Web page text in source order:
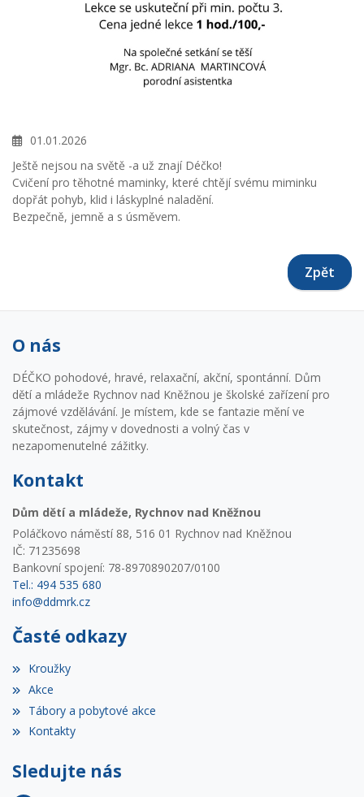
01.01.2026
Ještě nejsou na světě -a už znají Déčko!
Cvičení pro těhotné maminky, které chtějí svému miminku
dopřát pohyb, klid i láskyplné naladění.
Bezpečně, jemně a s úsměvem.
Zpět
O nás
DÉČKO pohodové, hravé, relaxační, akční, spontánní. Dům
dětí a mládeže Rychnov nad Kněžnou je školské zařízení pro
zájmové vzdělávání. Je místem, kde se fantazie mění ve
skutečnost, zájmy v dovednosti a volný čas v
nezapomenutelné zážitky.
Kontakt
Dům dětí a mládeže, Rychnov nad Kněžnou
Poláčkovo náměstí 88, 516 01 Rychnov nad Kněžnou
IČ: 71235698
Bankovní spojení: 78-8970890207/0100
Tel.: 494 535 680
info@ddmrk.cz
Časté odkazy
Kroužky
Akce
Tábory a pobytové akce
Kontakty
Sledujte nás